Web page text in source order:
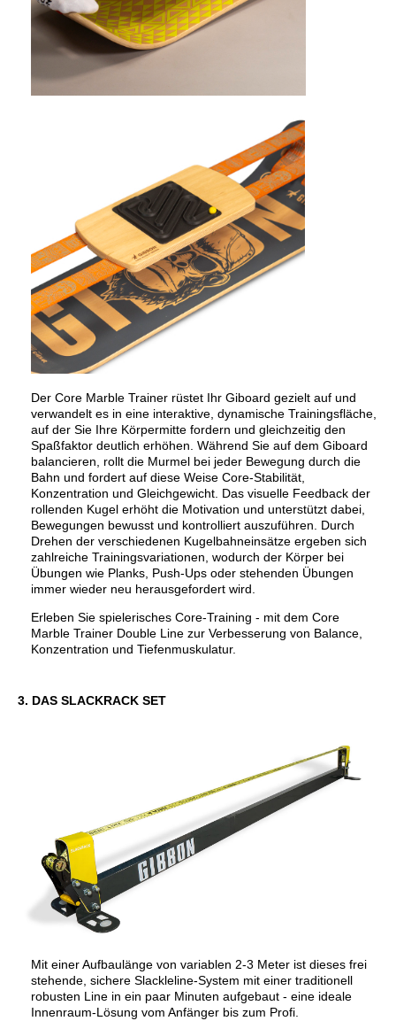
Der Core Marble Trainer rüstet Ihr Giboard gezielt auf und
verwandelt es in eine interaktive, dynamische Trainingsfläche,
auf der Sie Ihre Körpermitte fordern und gleichzeitig den
Spaßfaktor deutlich erhöhen. Während Sie auf dem Giboard
balancieren, rollt die Murmel bei jeder Bewegung durch die
Bahn und fordert auf diese Weise Core-Stabilität,
Konzentration und Gleichgewicht. Das visuelle Feedback der
rollenden Kugel erhöht die Motivation und unterstützt dabei,
Bewegungen bewusst und kontrolliert auszuführen. Durch
Drehen der verschiedenen Kugelbahneinsätze ergeben sich
zahlreiche Trainingsvariationen, wodurch der Körper bei
Übungen wie Planks, Push-Ups oder stehenden Übungen
immer wieder neu herausgefordert wird.
Erleben Sie spielerisches Core-Training - mit dem Core
Marble Trainer Double Line zur Verbesserung von Balance,
Konzentration und Tiefenmuskulatur.
3. DAS SLACKRACK SET
Mit einer Aufbaulänge von variablen 2-3 Meter ist dieses frei
stehende, sichere Slackleline-System mit einer traditionell
robusten Line in ein paar Minuten aufgebaut - eine ideale
Innenraum-Lösung vom Anfänger bis zum Profi.